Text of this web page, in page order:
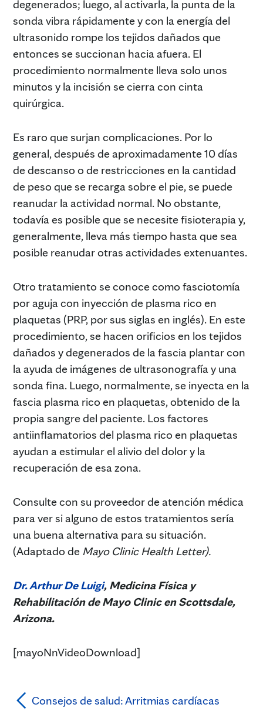
degenerados; luego, al activarla, la punta de la
sonda vibra rápidamente y con la energía del
ultrasonido rompe los tejidos dañados que
entonces se succionan hacia afuera. El
procedimiento normalmente lleva solo unos
minutos y la incisión se cierra con cinta
quirúrgica.
Es raro que surjan complicaciones. Por lo
general, después de aproximadamente 10 días
de descanso o de restricciones en la cantidad
de peso que se recarga sobre el pie, se puede
reanudar la actividad normal. No obstante,
todavía es posible que se necesite fisioterapia y,
generalmente, lleva más tiempo hasta que sea
posible reanudar otras actividades extenuantes.
Otro tratamiento se conoce como fasciotomía
por aguja con inyección de plasma rico en
plaquetas (PRP, por sus siglas en inglés). En este
procedimiento, se hacen orificios en los tejidos
dañados y degenerados de la fascia plantar con
la ayuda de imágenes de ultrasonografía y una
sonda fina. Luego, normalmente, se inyecta en la
fascia plasma rico en plaquetas, obtenido de la
propia sangre del paciente. Los factores
antiinflamatorios del plasma rico en plaquetas
ayudan a estimular el alivio del dolor y la
recuperación de esa zona.
Consulte con su proveedor de atención médica
para ver si alguno de estos tratamientos sería
una buena alternativa para su situación.
(Adaptado de Mayo Clinic Health Letter).
Dr. Arthur De Luigi, Medicina Física y
Rehabilitación de Mayo Clinic en Scottsdale,
Arizona.
[mayoNnVideoDownload]
Consejos de salud: Arritmias cardíacas